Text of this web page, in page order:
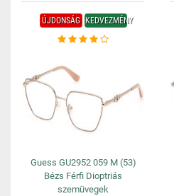
ÚJDONSÁG KEDVEZMÉNY
Guess GU2952 059 M (53)
Bézs Férfi Dioptriás
szemüvegek